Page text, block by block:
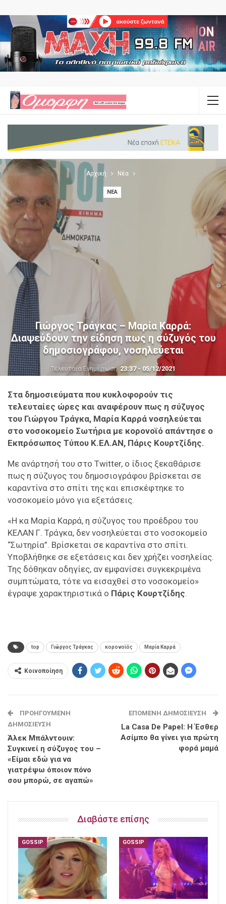
Αρχική Νέα
ΝΈΑ
Γιώργος Τράγκας – Μαρία Καρρά:
Διαψεύδουν την είδηση πως η σύζυγός του
δημοσιογράφου, νοσηλεύεται
Τελευταία Ενημέρωση 23:37 - 05/12/2021
Στα δημοσιεύματα που κυκλοφορούν τις
τελευταίες ώρες και αναφέρουν πως η σύζυγος
του Γιώργου Τράγκα, Μαρία Καρρά νοσηλεύεται
στο νοσοκομείο Σωτήρια με κορονοϊό απάντησε ο
Εκπρόσωπος Τύπου Κ.ΕΛ.ΑΝ, Πάρις Κουρτζίδης.
Mε ανάρτησή του στο Twitter, ο ίδιος ξεκαθάρισε
πως η σύζυγος του δημοσιογράφου βρίσκεται σε
καραντίνα στο σπίτι της και επισκέφτηκε το
νοσοκομείο μόνο για εξετάσεις.
«Η κα Μαρία Καρρά, η σύζυγος του προέδρου του
ΚΕΛΑΝ Γ. Τράγκα, δεν νοσηλεύεται στο νοσοκομείο
“Σωτηρία”. Βρίσκεται σε καραντίνα στο σπίτι.
Υποβλήθηκε σε εξετάσεις και δεν χρήζει νοσηλείας.
Της δόθηκαν οδηγίες, αν εμφανίσει συγκεκριμένα
συμπτώματα, τότε να εισαχθεί στο νοσοκομείο»
έγραψε χαρακτηριστικά ο Πάρις Κουρτζίδης.
top Γιώργος Τράγκας κορονοϊός Μαρία Καρρά
Κοινοποίηση
ΠΡΟΗΓΟΎΜΕΝΗ
ΔΗΜΟΣΊΕΥΣΗ
Άλεκ Μπάλντουιν:
Συγκινεί η σύζυγος του –
«Είμαι εδώ για να
γιατρέψω όποιον πόνο
σου μπορώ, σε αγαπώ»
ΕΠΌΜΕΝΗ ΔΗΜΟΣΊΕΥΣΗ
La Casa De Papel: Η Έσθερ
Ασίμπο θα γίνει για πρώτη
φορά μαμά
Διαβάστε επίσης
GOSSIP GOSSIP